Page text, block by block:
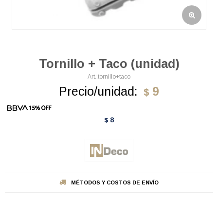
Tornillo + Taco (unidad)
tornillo+taco
Precio/unidad: $ 9
$ 8
MÉTODOS Y COSTOS DE ENVÍO